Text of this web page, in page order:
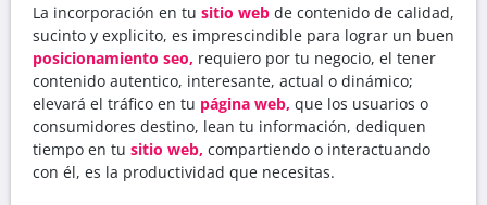
La incorporación en tu sitio web de contenido de calidad,
sucinto y explicito, es imprescindible para lograr un buen
posicionamiento seo, requiero por tu negocio, el tener
contenido autentico, interesante, actual o dinámico;
elevará el tráfico en tu página web, que los usuarios o
consumidores destino, lean tu información, dediquen
tiempo en tu sitio web, compartiendo o interactuando
con él, es la productividad que necesitas.